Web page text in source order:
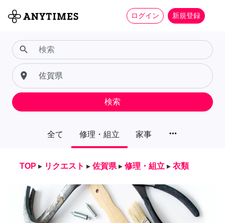
ログイン 新規登録
全て 修理・組立 家事 more_horiz
search
place
検索
TOP ▸ リクエスト ▸ 佐賀県 ▸ 修理・組立 ▸ 衣類